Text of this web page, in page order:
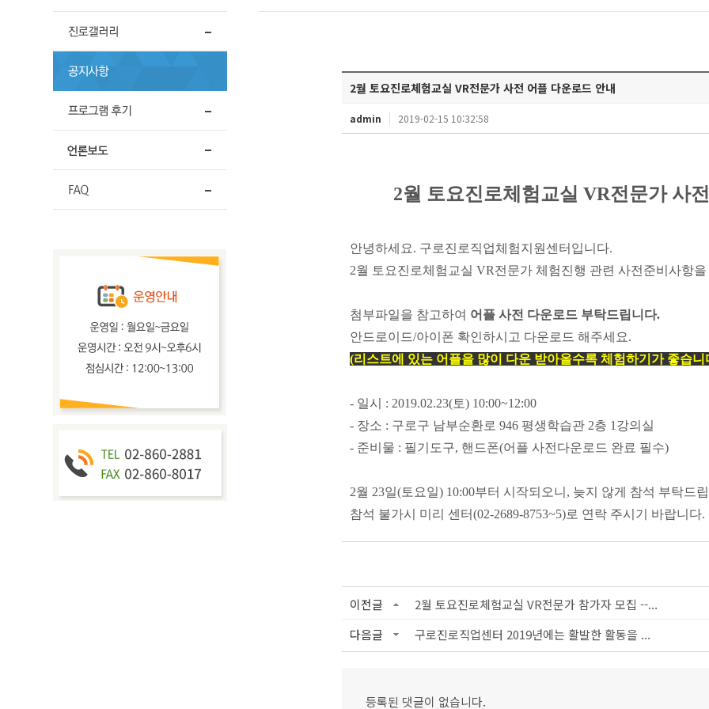
2월 토요진로체험교실 VR전문가 사전 어플 다운로드 안내
admin 2019-02-15 10:32:58
2월 토요진로체험교실 VR전문가 사
안녕하세요. 구로진로직업체험지원센터입니다.
2월 토요진로체험교실 VR전문가 체험진행 관련 사전준비사항
첨부파일을 참고하여 어플 사전 다운로드 부탁드립니다.
안드로이드/아이폰 확인하시고 다운로드 해주세요.
(리스트에 있는 어플을 많이 다운 받아올수록 체험하기가 좋습
- 일시 : 2019.02.23(토) 10:00~12:00
- 장소 : 구로구 남부순환로 946 평생학습관 2층 1 강의실
- 준비물 : 필기도구, 핸드폰(어플 사전다운로드 완료 필수)
2월 23일(토요일) 10:00부터 시작되오니 , 늦지 않게 참석 부탁드
참석 불가시 미리 센터(02-2689-8753~5)로 연락 주시기 바랍니다.
이전글
2월 토요진로체험교실 VR전문가 참가자 모집 --...
다음글
구로진로직업센터 2019년에는 활발한 활동을 ...
등록된 댓글이 없습니다.